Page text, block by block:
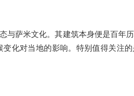
与萨米文化。其建筑本身便是百年
化对当地的影响。特别值得关注